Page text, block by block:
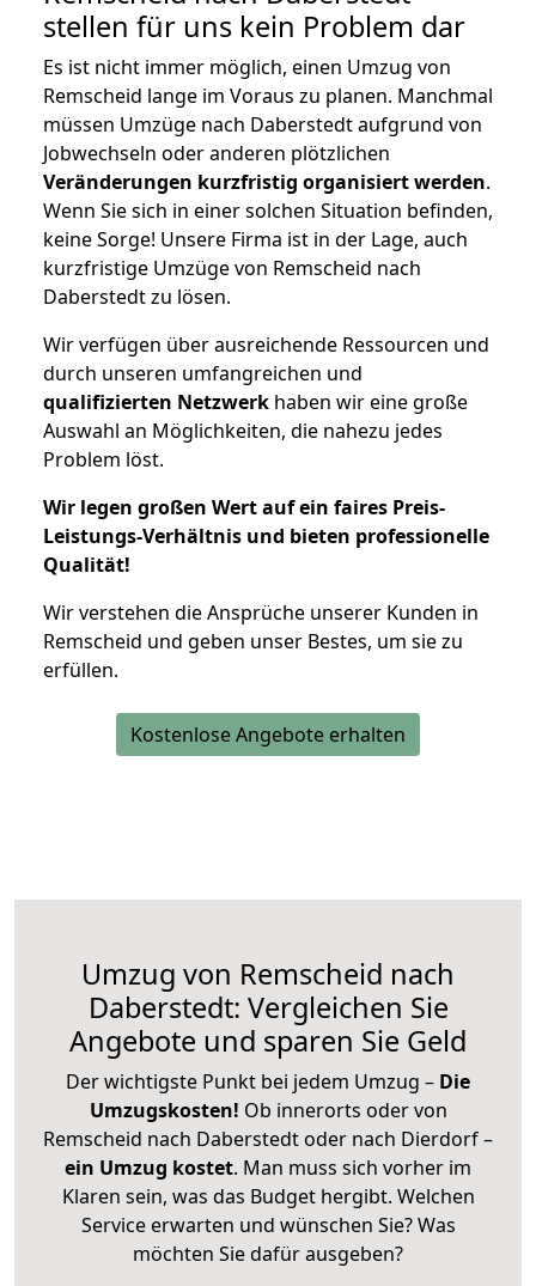
stellen für uns kein Problem dar
Es ist nicht immer möglich, einen Umzug von
Remscheid lange im Voraus zu planen. Manchmal
müssen Umzüge nach Daberstedt aufgrund von
Jobwechseln oder anderen plötzlichen
Veränderungen kurzfristig organisiert werden.
Wenn Sie sich in einer solchen Situation befinden,
keine Sorge! Unsere Firma ist in der Lage, auch
kurzfristige Umzüge von Remscheid nach
Daberstedt zu lösen.
Wir verfügen über ausreichende Ressourcen und
durch unseren umfangreichen und
qualifizierten Netzwerk haben wir eine große
Auswahl an Möglichkeiten, die nahezu jedes
Problem löst.
Wir legen großen Wert auf ein faires Preis-
Leistungs-Verhältnis und bieten professionelle
Qualität!
Wir verstehen die Ansprüche unserer Kunden in
Remscheid und geben unser Bestes, um sie zu
erfüllen.
Kostenlose Angebote erhalten
Umzug von Remscheid nach
Daberstedt: Vergleichen Sie
Angebote und sparen Sie Geld
Der wichtigste Punkt bei jedem Umzug – Die
Umzugskosten! Ob innerorts oder von
Remscheid nach Daberstedt oder nach Dierdorf –
ein Umzug kostet. Man muss sich vorher im
Klaren sein, was das Budget hergibt. Welchen
Service erwarten und wünschen Sie? Was
möchten Sie dafür ausgeben?